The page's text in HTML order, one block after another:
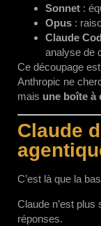
Sonnet :
Opus :
Claude
analyse de
Ce découpage
Anthropic ne
mais une boîte à
Claude
C’est là que la
Claude n’est
réponses.